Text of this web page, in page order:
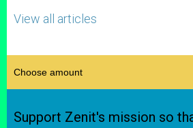
View all articles